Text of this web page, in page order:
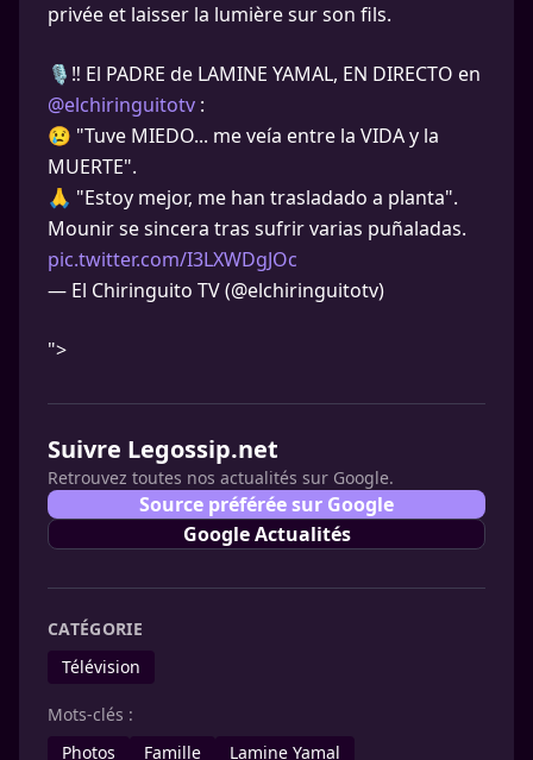
privée et laisser la lumière sur son fils.
🎙️‼️ El PADRE de LAMINE YAMAL, EN DIRECTO en
@elchiringuitotv :
😢 "Tuve MIEDO... me veía entre la VIDA y la
MUERTE".
🙏 "Estoy mejor, me han trasladado a planta".
Mounir se sincera tras sufrir varias puñaladas.
pic.twitter.com/I3LXWDgJOc
— El Chiringuito TV (@elchiringuitotv)
">
Suivre Legossip.net
Retrouvez toutes nos actualités sur Google.
Source préférée sur Google
Google Actualités
CATÉGORIE
Télévision
Mots-clés :
Photos
Famille Lamine Yamal